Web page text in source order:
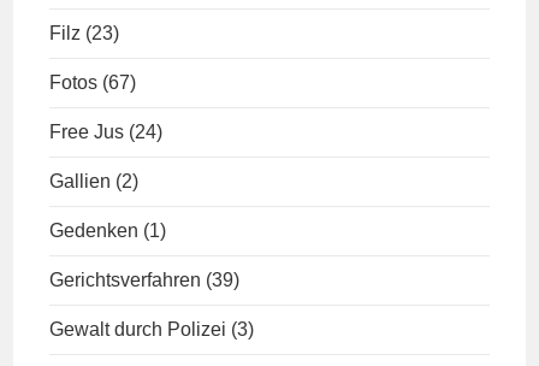
Filz (23)
Fotos (67)
Free Jus (24)
Gallien (2)
Gedenken (1)
Gerichtsverfahren (39)
Gewalt durch Polizei (3)